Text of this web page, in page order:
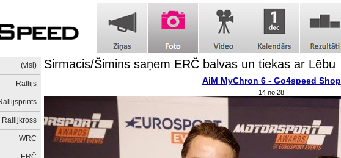
(visi)
Rallijs
Rallijkross
WRC
Sirmacis/Šimins saņem ERČ balvas un tiekas ar Lēbu
AiM MyChron 6 - Go4speed Shop
14 no 28